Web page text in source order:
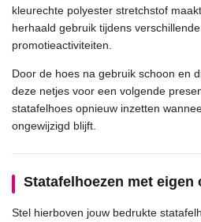
kleurechte polyester stretchstof
herhaald gebruik tijdens
promotieactiviteiten.
Door de hoes na gebruik schoon en
deze netjes voor een volgende
statafelhoes opnieuw inzetten
ongewijzigd blijft.
Statafelhoezen met eigen
Stel hierboven jouw bedrukte